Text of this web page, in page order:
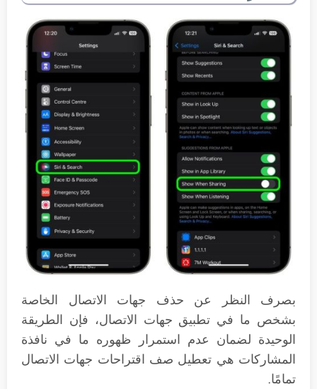
بصرف النظر عن حذف جهات الاتصال الخاصة
بشخص ما في تطبيق جهات الاتصال، فإن الطريقة
الوحيدة لضمان عدم استمرار ظهوره ما في نافذة
المشاركات هي تعطيل صف اقتراحات جهات الاتصال
تمامًا.